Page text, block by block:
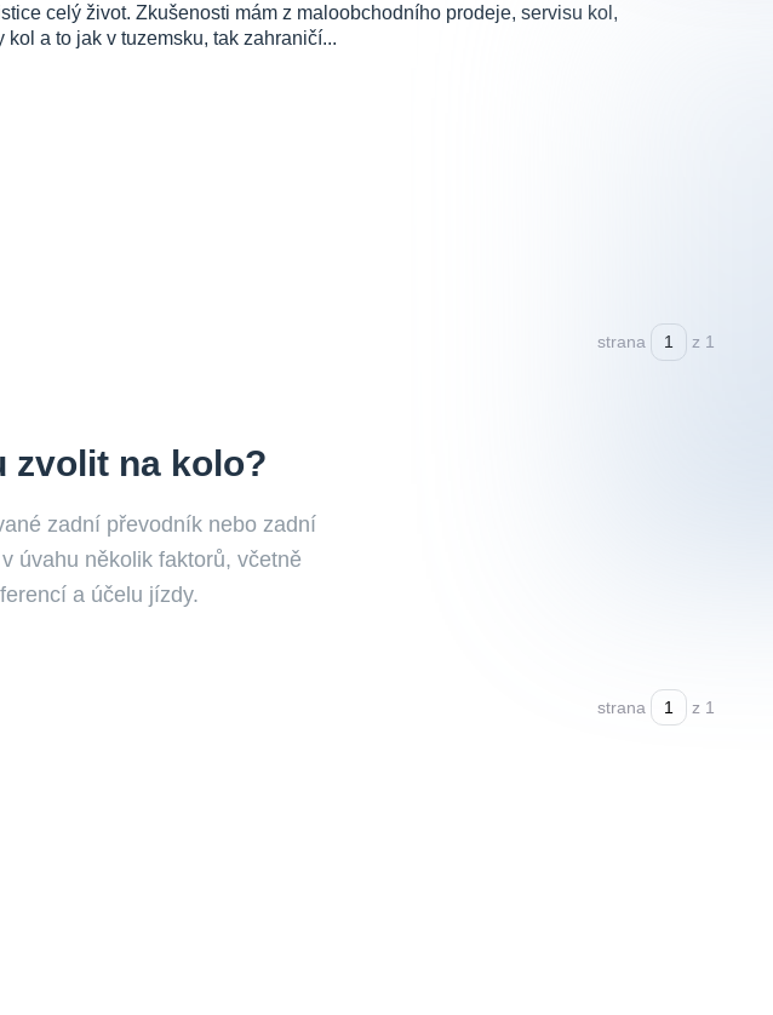
celý život. Zkušenosti mám z maloobchodního prodeje, servisu kol,
a to jak v tuzemsku, tak zahraničí...
strana z 1
zvolit na kolo?
zadní převodník nebo zadní
úvahu několik faktorů, včetně
a účelu jízdy.
strana z 1